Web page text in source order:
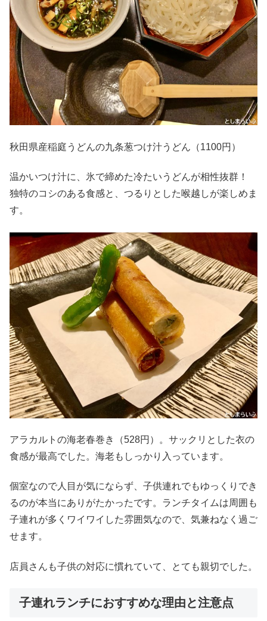
秋田県産稲庭うどんの九条葱つけ汁うどん（1100円）
温かいつけ汁に、氷で締めた冷たいうどんが相性抜群！
独特のコシのある食感と、つるりとした喉越しが楽しめま
す。
アラカルトの海老春巻き（528円）。サックリとした衣の
食感が最高でした。海老もしっかり入っています。
個室なので人目が気にならず、子供連れでもゆっくりでき
るのが本当にありがたかったです。ランチタイムは周囲も
子連れが多くワイワイした雰囲気なので、気兼ねなく過ご
せます。
店員さんも子供の対応に慣れていて、とても親切でした。
子連れランチにおすすめな理由と注意点